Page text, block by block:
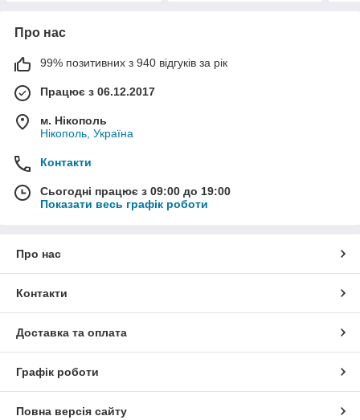
Про нас
99% позитивних з 940 відгуків за рік
Працює з 06.12.2017
м. Нікополь
Нікополь, Україна
Контакти
Сьогодні працює з 09:00 до 19:00
Показати весь графік роботи
Про нас
Контакти
Доставка та оплата
Графік роботи
Повна версія сайту